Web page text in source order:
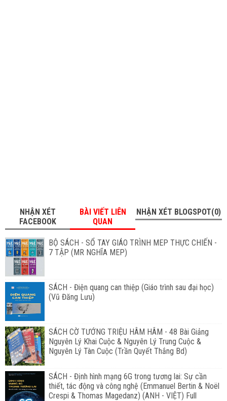
NHẬN XÉT
FACEBOOK
BÀI VIẾT LIÊN
QUAN
NHẬN XÉT BLOGSPOT(0)
BỘ SÁCH - SỔ TAY GIÁO TRÌNH MEP THỰC CHIẾN -
7 TẬP (MR NGHĨA MEP)
SÁCH - Điện quang can thiệp (Giáo trình sau đại học)
(Vũ Đăng Lưu)
SÁCH CỜ TƯỚNG TRIỆU HÂM HÂM - 48 Bài Giảng
Nguyên Lý Khai Cuộc & Nguyên Lý Trung Cuộc &
Nguyên Lý Tàn Cuộc (Trần Quyết Thắng Bd)
SÁCH - Định hình mạng 6G trong tương lai: Sự cần
thiết, tác động và công nghệ (Emmanuel Bertin & Noël
Crespi & Thomas Magedanz) (ANH - VIỆT) Full